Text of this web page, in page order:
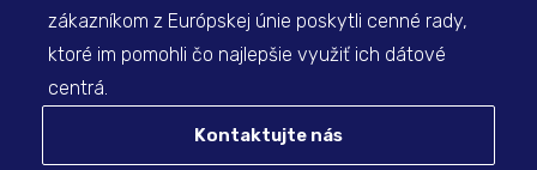
zákazníkom z Európskej únie poskytli cenné rady,
ktoré im pomohli čo najlepšie využiť ich dátové
centrá.
Kontaktujte nás